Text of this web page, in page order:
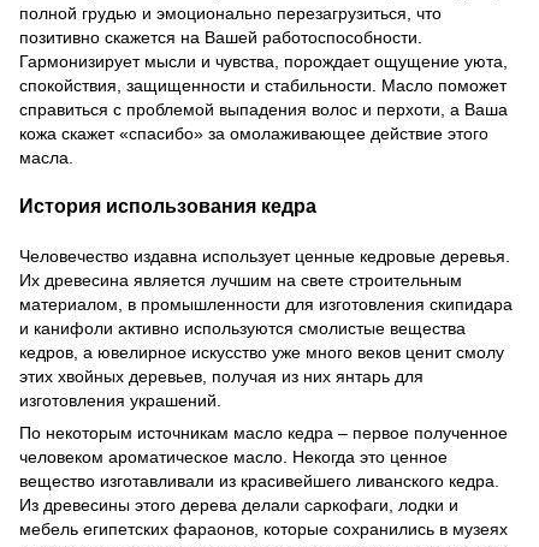
полной грудью и эмоционально перезагрузиться, что
позитивно скажется на Вашей работоспособности.
Гармонизирует мысли и чувства, порождает ощущение уюта,
спокойствия, защищенности и стабильности. Масло поможет
справиться с проблемой выпадения волос и перхоти, а Ваша
кожа скажет «спасибо» за омолаживающее действие этого
масла.
История использования кедра
Человечество издавна использует ценные кедровые деревья.
Их древесина является лучшим на свете строительным
материалом, в промышленности для изготовления скипидара
и канифоли активно используются смолистые вещества
кедров, а ювелирное искусство уже много веков ценит смолу
этих хвойных деревьев, получая из них янтарь для
изготовления украшений.
По некоторым источникам масло кедра – первое полученное
человеком ароматическое масло. Некогда это ценное
вещество изготавливали из красивейшего ливанского кедра.
Из древесины этого дерева делали саркофаги, лодки и
мебель египетских фараонов, которые сохранились в музеях